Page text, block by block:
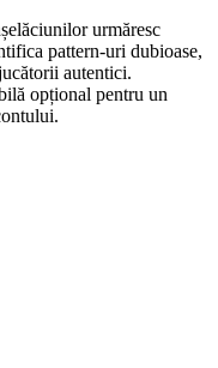
urmăresc
pattern-uri dubioase,
autentici.
opțional pentru un